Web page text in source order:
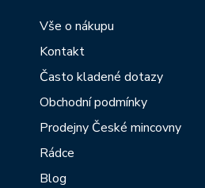
Vše o nákupu
Kontakt
Často kladené dotazy
Obchodní podmínky
Prodejny České mincovny
Rádce
Blog